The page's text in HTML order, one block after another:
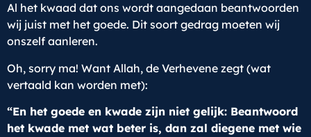
Al het kwaad dat ons wordt aangedaan beantwoorden
wij juist met het goede. Dit soort gedrag moeten wij
onszelf aanleren.
Oh, sorry ma! Want Allah, de Verhevene zegt (wat
vertaald kan worden met):
“En het goede en kwade zijn niet gelijk: Beantwoord
het kwade met wat beter is, dan zal diegene met wie